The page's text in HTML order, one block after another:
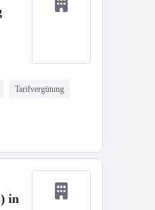
Tarifvergütung
in